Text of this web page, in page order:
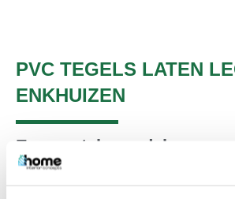
PVC TEGELS LATEN
ENKHUIZEN
Een aantal voordelen op
PVC vloeren zijn erg geluiddempend.